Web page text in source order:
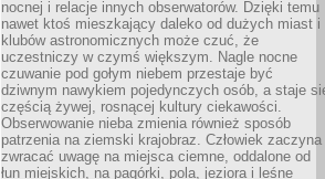
nocnej i relacje innych obserwatorów. Dzięki temu
nawet ktoś mieszkający daleko od dużych miast i
klubów astronomicznych może czuć, że
uczestniczy w czymś większym. Nagle nocne
czuwanie pod gołym niebem przestaje być
dziwnym nawykiem pojedynczych osób, a staje
częścią żywej, rosnącej kultury ciekawości.
Obserwowanie nieba zmienia również sposób
patrzenia na ziemski krajobraz. Człowiek zaczyna
zwracać uwagę na miejsca ciemne, oddalone od
łun miejskich, na pagórki, pola, jeziora i leśne